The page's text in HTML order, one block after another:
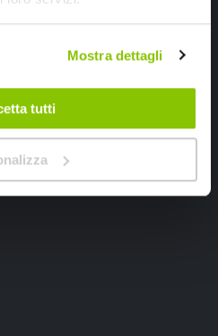
Mostra dettagli
tutti